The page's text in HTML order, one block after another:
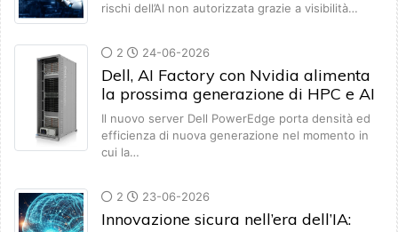
rischi dell’AI non autorizzata grazie a visibilità…
2 24-06-2026
Dell, AI Factory con Nvidia alimenta
la prossima generazione di HPC e AI
Il nuovo server Dell PowerEdge porta densità ed
efficienza di nuova generazione nel momento in
cui la…
2 23-06-2026
Innovazione sicura nell’era dell’IA: